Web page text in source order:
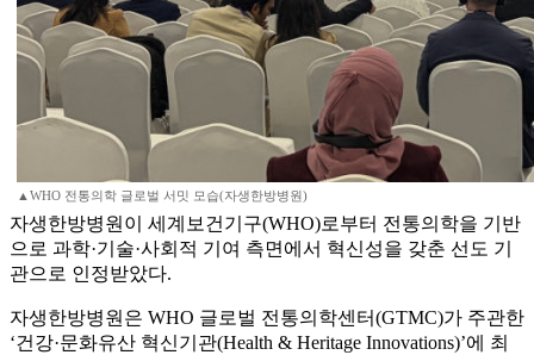
▲WHO 전통의학 글로벌 서밋 모습(자생한방병원)
자생한방병원이 세계보건기구(WHO)로부터 전통의학을 기반
으로 과학·기술·사회적 기여 측면에서 혁신성을 갖춘 선도 기
관으로 인정받았다.
자생한방병원은 WHO 글로벌 전통의학센터(GTMC)가 주관한
‘건강·문화유산 혁신기관(Health & Heritage Innovations)’에 최